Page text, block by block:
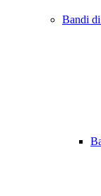
Bandi